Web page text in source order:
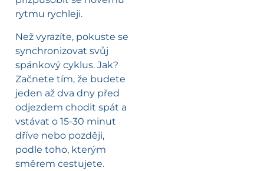
rytmu rychleji.
Než vyrazíte, pokuste se
synchronizovat svůj
spánkový cyklus. Jak?
Začnete tím, že budete
jeden až dva dny před
odjezdem chodit spát a
vstávat o 15-30 minut
dříve nebo později,
podle toho, kterým
směrem cestujete.